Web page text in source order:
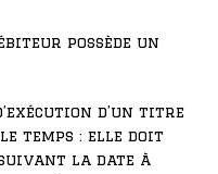
possède un
d’un titre
temps : elle doit
la date à